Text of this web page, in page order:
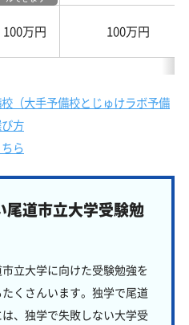
100万円 100万円
（大手予備校とじゅけラボ予備
方
ら
尾道市立大学受験勉
立大学に向けた受験勉強を
くさんいます。独学で尾道
、独学で失敗しない大学受